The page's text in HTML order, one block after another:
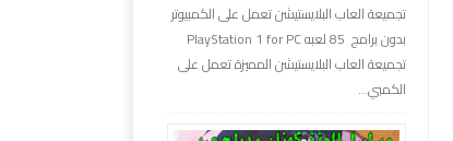
تجميعة العاب البلايستيشن تعمل على الكمبيوتر
بدون برامج 85 لعبه PlayStation 1 for PC
تجميعة العاب البلايستيشن المميزة تعمل على
الكمبي...